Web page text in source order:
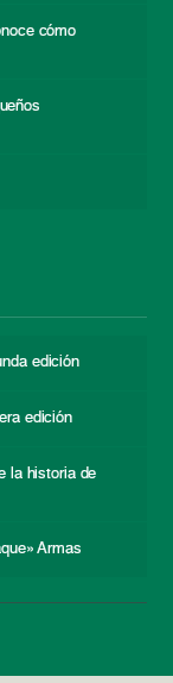
cómo
edición
edición
la historia de
Armas